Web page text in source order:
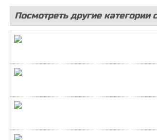
Посмотреть другие категории